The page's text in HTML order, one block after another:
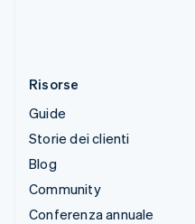
Risorse
Guide
Storie dei clienti
Blog
Community
Conferenza annuale